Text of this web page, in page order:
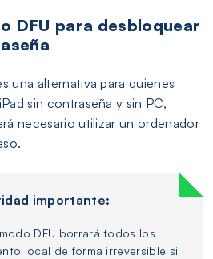
DFU para desbloquear
una alternativa para quienes
sin contraseña y sin PC,
necesario utilizar un ordenador
importante:
DFU borrará todos los
local de forma irreversible si